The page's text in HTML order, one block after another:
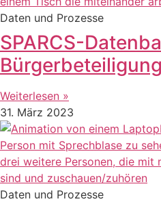
Daten und Prozesse
SPARCS-
Bürgerbeteiligung
Weiterlesen »
31. März 2023
Daten und Prozesse